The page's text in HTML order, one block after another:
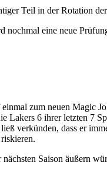
Teil in der Rotation
eine neue
zum neuen Magic
Lakers 6 ihrer letzten 7
verkünden, dass er
Saison äußern